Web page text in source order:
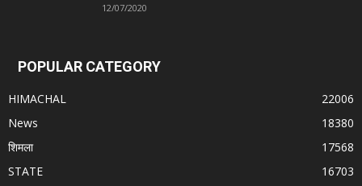
12/07/2020
POPULAR CATEGORY
HIMACHAL
22006
News
18380
शिमला
17568
STATE
16703